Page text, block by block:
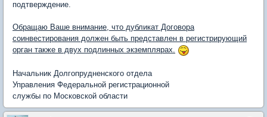
подтверждение.
Обращаю Ваше внимание, что дубликат Договора
соинвестирования должен быть представлен в регистрирующий
орган также в двух подлинных экземплярах.
Начальник Долгопрудненского отдела
Управления Федеральной регистрационной
службы по Московской области